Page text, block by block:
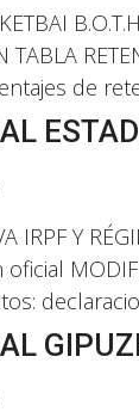
de
IRPF Y